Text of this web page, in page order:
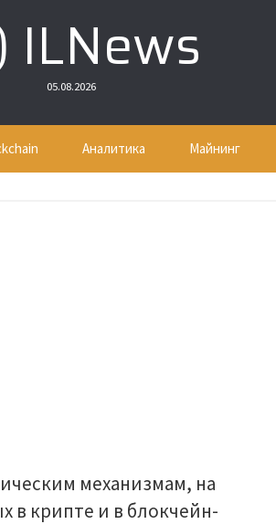
ILNews
05.08.2026
Аналитика Майнинг
механизмам, на
в крипте и в блокчейн-